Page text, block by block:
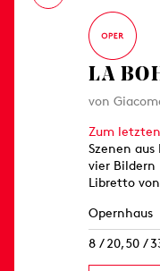
LA
von
Zum
Szenen
vier Bildern
Libretto
Opernhaus
8 / 20,50 /